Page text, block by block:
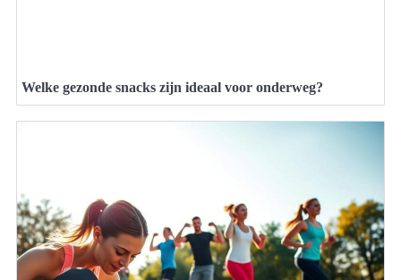
Welke gezonde snacks zijn ideaal voor onderweg?